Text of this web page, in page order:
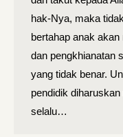
hak-Nya, maka
bertahap anak
dan pengkhianatan
yang tidak benar.
pendidik
selalu…